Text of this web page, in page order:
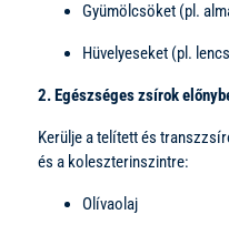
Gyümölcsöket (pl.
Hüvelyeseket (pl.
2. Egészséges zsírok
Kerülje a telített és
és a koleszterinszintre:
Olívaolaj